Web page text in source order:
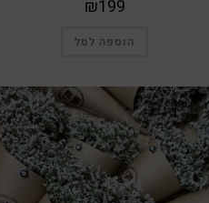
₪199
הוספה לסל